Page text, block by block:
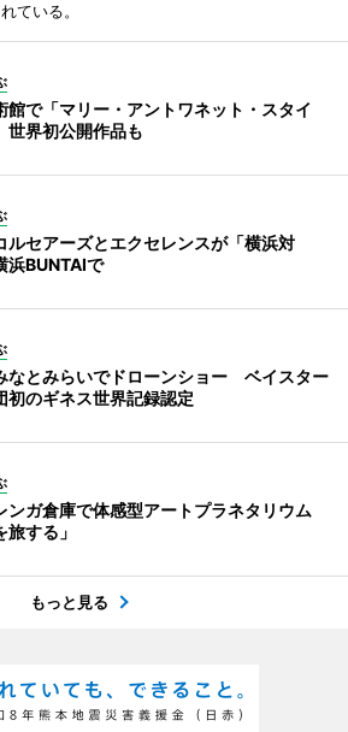
ている。
館で「マリー・アントワネット・スタイ
界初公開作品も
ルセアーズとエクセレンスが「横浜対
BUNTAIで
なとみらいでドローンショー ベイスター
初のギネス世界記録認定
ンガ倉庫で体感型アートプラネタリウム
旅する」
もっと見る